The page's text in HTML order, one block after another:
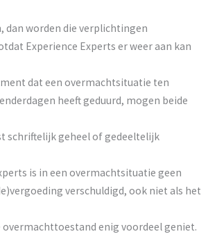
dan worden die verplichtingen
Experience Experts er weer aan kan
dat een overmachtsituatie ten
heeft geduurd, mogen beide
schriftelijk geheel of gedeeltelijk
is in een overmachtsituatie geen
verschuldigd, ook niet als het
overmachttoestand enig voordeel geniet.